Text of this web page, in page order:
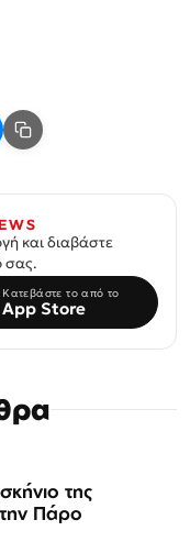
και διαβάστε
σας.
Κατεβάστε το από το
App Store
της
Πάρο